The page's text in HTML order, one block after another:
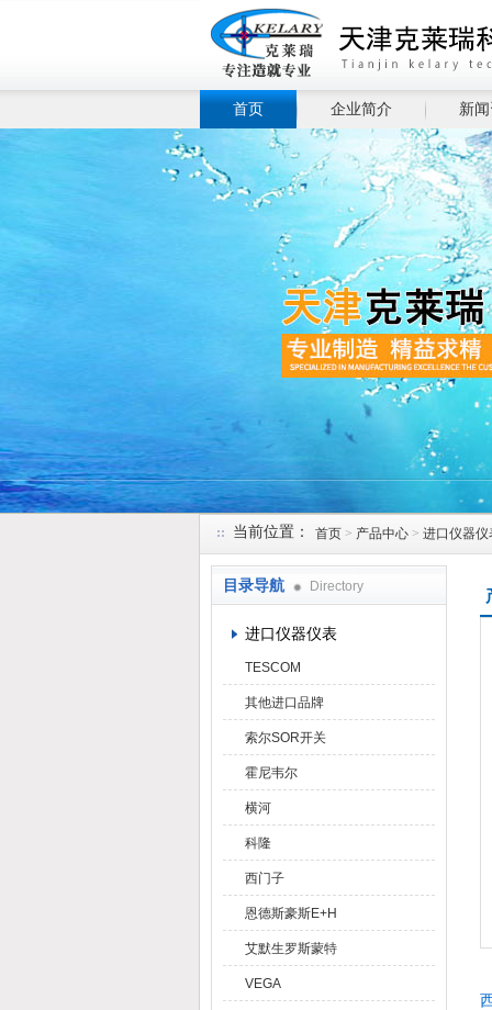
首页 企业简介 新
当前位置： 首页 > 产品中心 > 进口仪器仪
目录导航 Directory
进口仪器仪表
TESCOM
其他进口品牌
索尔SOR开关
霍尼韦尔
横河
科隆
西门子
恩德斯豪斯E+H
艾默生罗斯蒙特
VEGA